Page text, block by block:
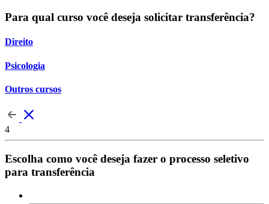
Para qual curso você deseja solicitar transferência?
Direito
Psicologia
Outros cursos
4
Escolha como você deseja fazer o processo seletivo
para transferência